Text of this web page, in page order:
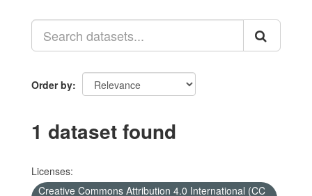
Order by
1 dataset found
Licenses:
Creative Commons Attribution 4.0 International (CC